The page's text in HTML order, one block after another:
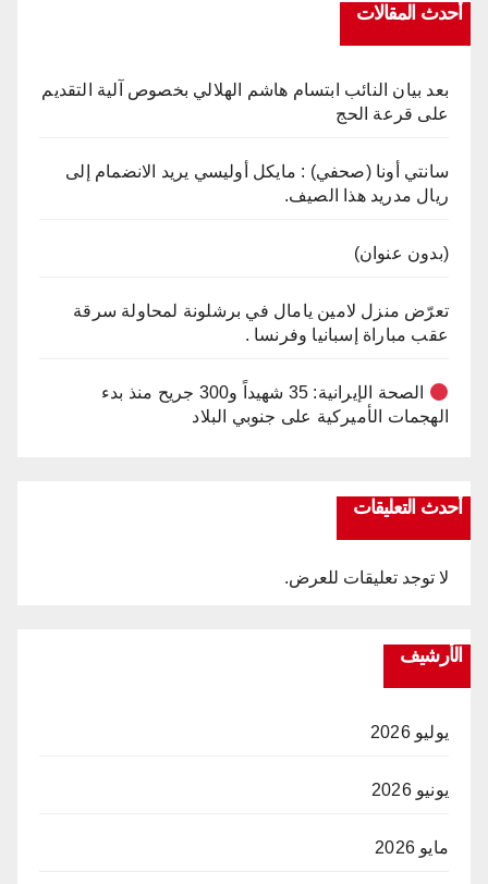
أحدث المقالات
بعد بيان النائب ابتسام هاشم الهلالي بخصوص آلية التقديم
على قرعة الحج
سانتي أونا (صحفي) : مايكل أوليسي يريد الانضمام إلى
ريال مدريد هذا الصيف.
(بدون عنوان)
تعرّض منزل لامين يامال في برشلونة لمحاولة سرقة
عقب مباراة إسبانيا وفرنسا .
الصحة الإيرانية: 35 شهيداً و300 جريح منذ بدء
الهجمات الأميركية على جنوبي البلاد
أحدث التعليقات
لا توجد تعليقات للعرض.
الأرشيف
يوليو 2026
يونيو 2026
مايو 2026